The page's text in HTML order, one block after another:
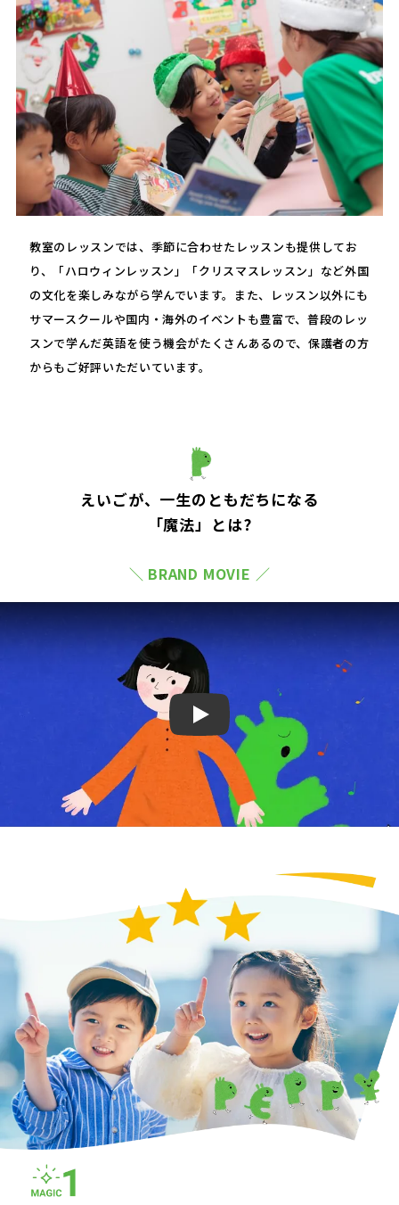
教室のレッスンでは、季節に合わせたレッスンも提供してお
り、「ハロウィンレッスン」「クリスマスレッスン」など外国
の文化を楽しみながら学んでいます。また、レッスン以外にも
サマースクールや国内・海外のイベントも豊富で、普段のレッ
スンで学んだ英語を使う機会がたくさんあるので、保護者の方
からもご好評いただいています。
えいごが、一生のともだちになる
「魔法」とは?
＼ BRAND MOVIE ／